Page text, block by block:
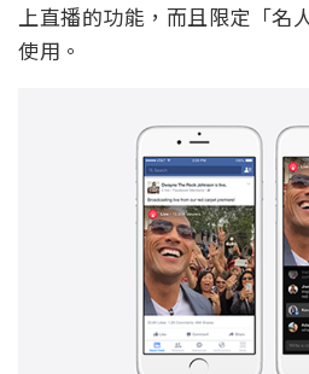
上直播的功能，而且限定「名
使用。